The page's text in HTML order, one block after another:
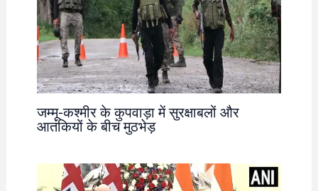
जम्मू-कश्मीर के कुपवाड़ा में सुरक्षाबलों और
आतंकियों के बीच मुठभेड़